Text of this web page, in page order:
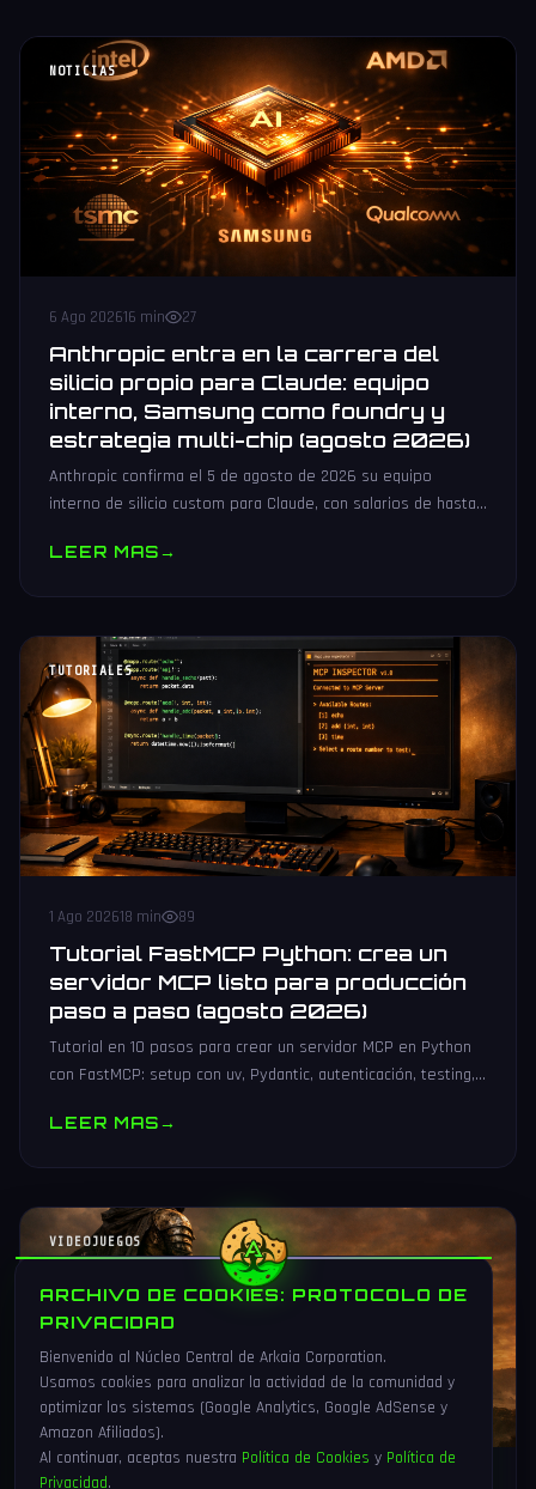
NOTICIAS
6 Ago 202616 min 27
Anthropic entra en la carrera del
silicio propio para Claude: equipo
interno, Samsung como foundry y
estrategia multi-chip (agosto 2026)
Anthropic confirma el 5 de agosto de 2026 su equipo
interno de silicio custom para Claude, con salarios de hasta
estrategia multi-chip.
LEER MAS→
TUTORIALES
1 Ago 202618 min 89
Tutorial FastMCP Python: crea un
servidor MCP listo para producción
paso a paso (agosto 2026)
Tutorial en 10 pasos para crear un servidor MCP en Python
con FastMCP: setup con uv, Pydantic, autenticación, testing,
LEER MAS→
VIDEOJUEGOS
ARCHIVO DE COOKIES: PROTOCOLO DE
PRIVACIDAD
Bienvenido al Núcleo Central de Arkaia Corporation.
Usamos cookies para analizar la actividad de la comunidad y
optimizar los sistemas (Google Analytics, Google AdSense y
Amazon Afiliados).
Al continuar, aceptas nuestra Política de Cookies y Política de
Privacidad.